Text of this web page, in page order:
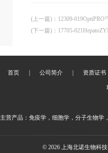
(上一篇) ： 12309-
(下一篇) ： 17705-
首页 公司简介 资质证书
主营产品：免疫学，细胞学，分子生物学
© 2026 上海北诺生物科